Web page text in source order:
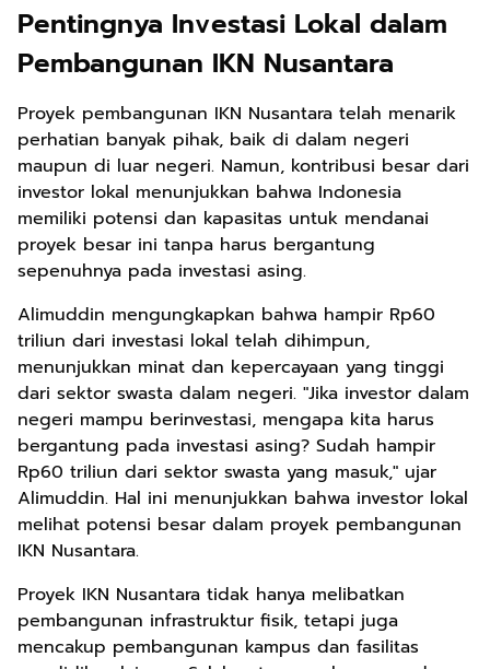
Pentingnya Investasi Lokal dalam
Pembangunan IKN Nusantara
Proyek pembangunan IKN Nusantara telah menarik
perhatian banyak pihak, baik di dalam negeri
maupun di luar negeri. Namun, kontribusi besar dari
investor lokal menunjukkan bahwa Indonesia
memiliki potensi dan kapasitas untuk mendanai
proyek besar ini tanpa harus bergantung
sepenuhnya pada investasi asing.
Alimuddin mengungkapkan bahwa hampir Rp60
triliun dari investasi lokal telah dihimpun,
menunjukkan minat dan kepercayaan yang tinggi
dari sektor swasta dalam negeri. "Jika investor dalam
negeri mampu berinvestasi, mengapa kita harus
bergantung pada investasi asing? Sudah hampir
Rp60 triliun dari sektor swasta yang masuk," ujar
Alimuddin. Hal ini menunjukkan bahwa investor lokal
melihat potensi besar dalam proyek pembangunan
IKN Nusantara.
Proyek IKN Nusantara tidak hanya melibatkan
pembangunan infrastruktur fisik, tetapi juga
mencakup pembangunan kampus dan fasilitas